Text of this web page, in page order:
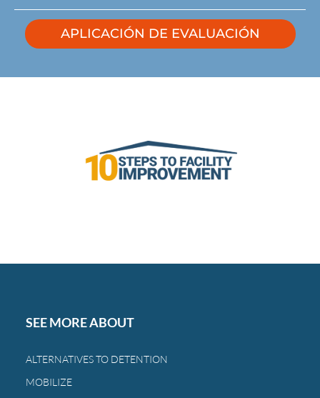
APLICACIÓN DE EVALUACIÓN
SEE MORE ABOUT
ALTERNATIVES TO DETENTION
MOBILIZE